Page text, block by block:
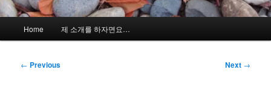
Home 제 소개를 하자면요…
Post
← Previous Next →